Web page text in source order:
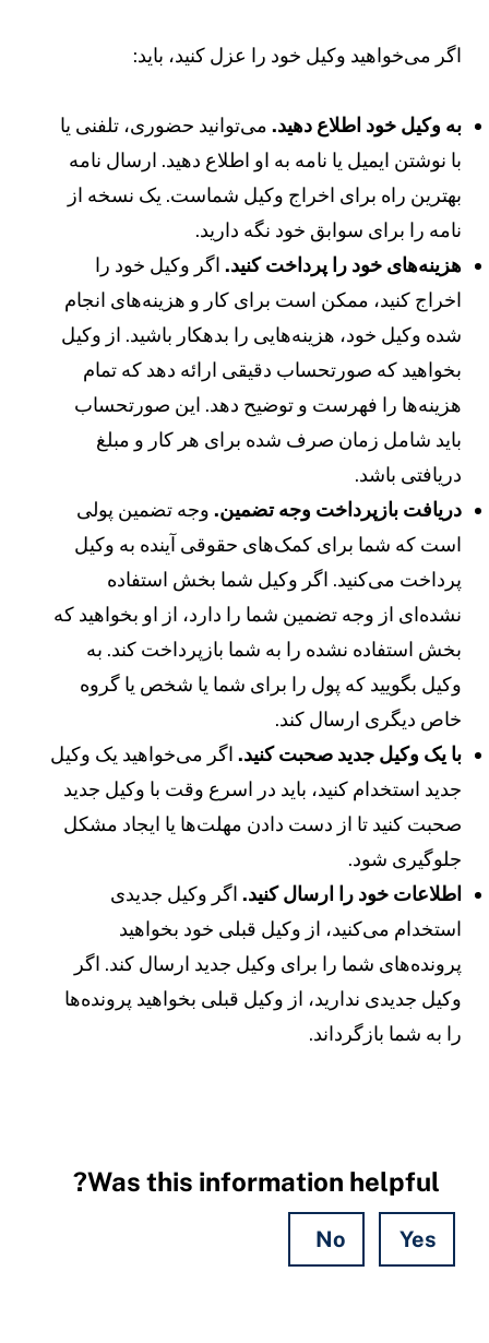
اگر می‌خواهید وکیل خود را عزل کنید، باید:
به وکیل خود اطلاع دهید.می‌توانید حضوری، تلفنی یا
با نوشتن ایمیل یا نامه به او اطلاع دهید. ارسال نامه
بهترین راه برای اخراج وکیل شماست. یک نسخه از
نامه را برای سوابق خود نگه دارید.
هزینه‌های خود را پرداخت کنید.اگر وکیل خود را
اخراج کنید، ممکن است برای کار و هزینه‌های انجام
شده وکیل خود، هزینه‌هایی را بدهکار باشید. از وکیل
بخواهید که صورتحساب دقیقی ارائه دهد که تمام
هزینه‌ها را فهرست و توضیح دهد. این صورتحساب
باید شامل زمان صرف شده برای هر کار و مبلغ
دریافتی باشد.
دریافت بازپرداخت وجه تضمین.وجه تضمین پولی
است که شما برای کمک‌های حقوقی آینده به وکیل
پرداخت می‌کنید. اگر وکیل شما بخش استفاده
نشده‌ای از وجه تضمین شما را دارد، از او بخواهید که
بخش استفاده نشده را به شما بازپرداخت کند. به
وکیل بگویید که پول را برای شما یا شخص یا گروه
خاص دیگری ارسال کند.
با یک وکیل جدید صحبت کنید.اگر می‌خواهید یک وکیل
جدید استخدام کنید، باید در اسرع وقت با وکیل جدید
صحبت کنید تا از دست دادن مهلت‌ها یا ایجاد مشکل
جلوگیری شود.
اطلاعات خود را ارسال کنید.اگر وکیل جدیدی
استخدام می‌کنید، از وکیل قبلی خود بخواهید
پرونده‌های شما را برای وکیل جدید ارسال کند. اگر
وکیل جدیدی ندارید، از وکیل قبلی بخواهید پرونده‌ها
را به شما بازگرداند.
Was this information helpful?
Yes
No